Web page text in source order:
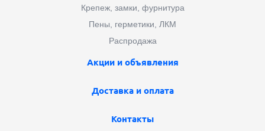
Крепеж, замки, фурнитура
Пены, герметики, ЛКМ
Распродажа
Акции и объявления
Доставка и оплата
Контакты